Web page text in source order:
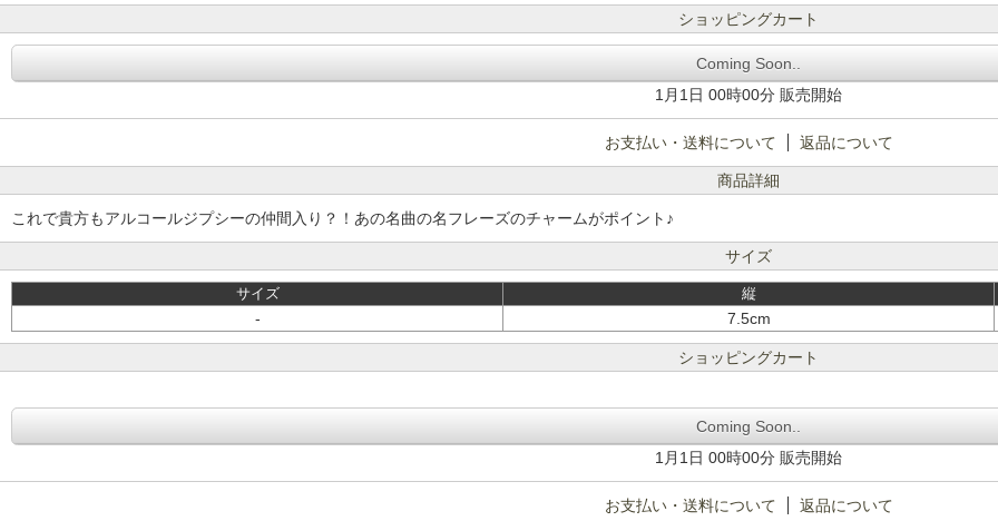
ショッピングカート
Coming Soon..
1月1日 00時00分 販売開始
お支払い・送料について 返品について
商品詳細
これで貴方もアルコールジプシーの仲間入り？！あの名曲の名フレーズのチャームがポイント♪
サイズ
サイズ 縦
- 7.5cm
ショッピングカート
Coming Soon..
1月1日 00時00分 販売開始
お支払い・送料について 返品について